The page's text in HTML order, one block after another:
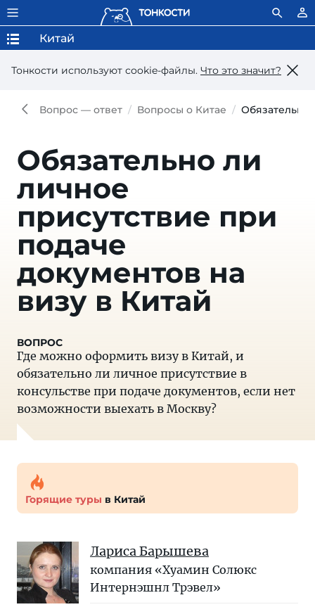
Тонкости используют сookie-файлы. Что это значит?
Китай
Вопрос — ответ Вопросы о Китае Обязательно
Обязательно ли
личное
присутствие при
подаче
документов на
визу в Китай
Где можно оформить визу в Китай, и
обязательно ли личное присутствие в
консульстве при подаче документов, если нет
возможности выехать в Москву?
Горящие туры в Китай
Лариса Барышева
компания «Хуамин Солюкс
Интернэшнл Трэвел»